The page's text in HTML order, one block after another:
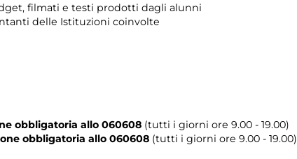
filmati e testi prodotti dagli alunni
delle Istituzioni coinvolte
obbligatoria allo 060608 (tutti i giorni ore 9.00 - 19.00)
obbligatoria allo 060608 (tutti i giorni ore 9.00 - 19.00)